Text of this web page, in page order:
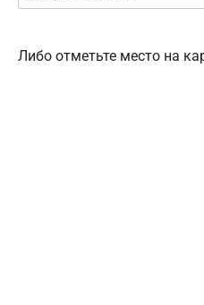
Либо отметьте место на